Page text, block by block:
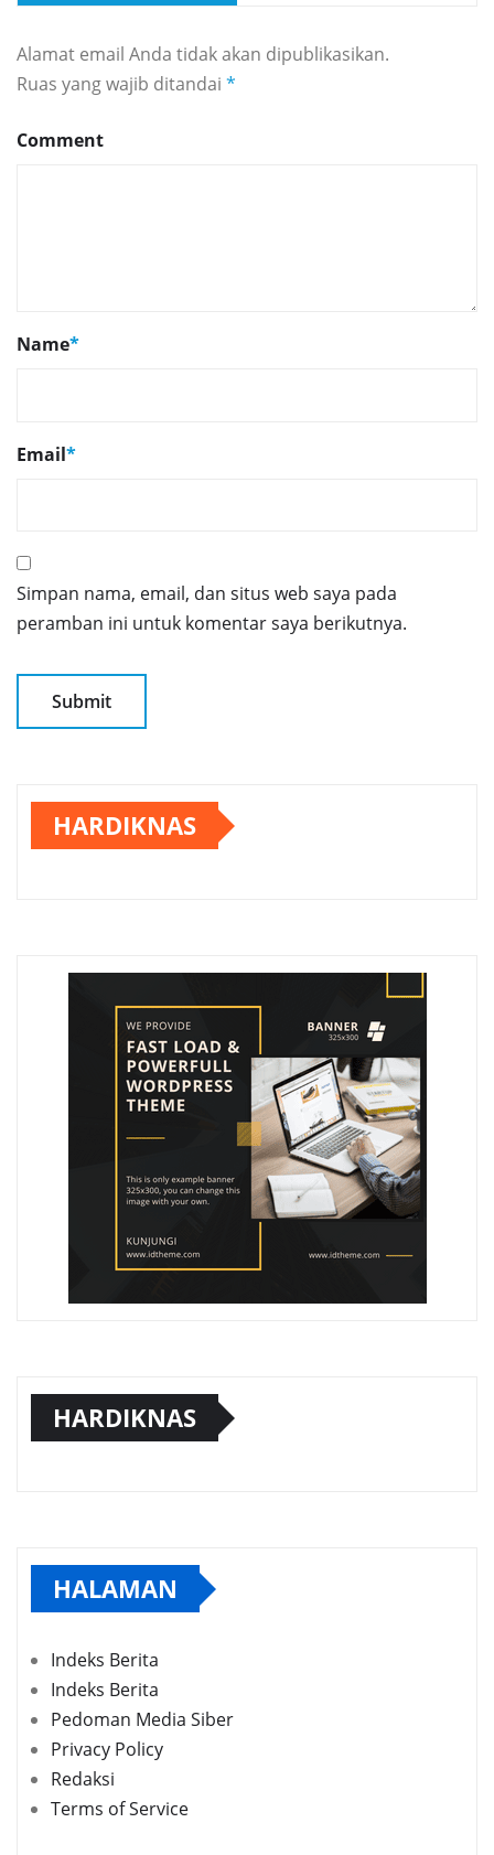
Alamat email Anda tidak akan dipublikasikan.
Ruas yang wajib ditandai *
Comment
Name*
Email*
Simpan nama, email, dan situs web saya pada
peramban ini untuk komentar saya berikutnya.
HARDIKNAS
HARDIKNAS
HALAMAN
Indeks Berita
Indeks Berita
Pedoman Media Siber
Privacy Policy
Redaksi
Terms of Service